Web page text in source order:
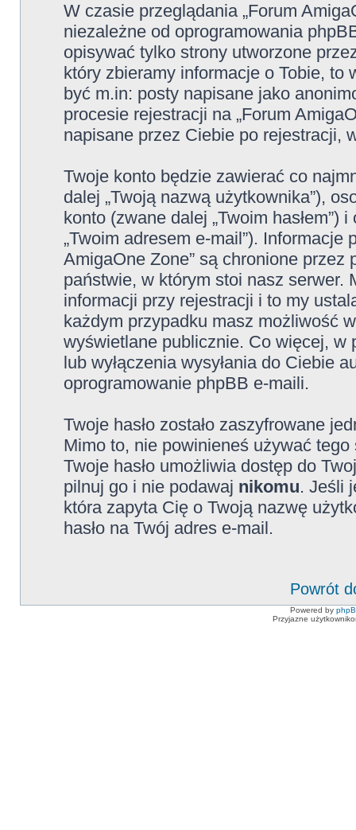
W czasie przeglądania „Forum
niezależne od oprogramowania
opisywać tylko strony utworzone
który zbieramy informacje o Tobie, to
być m.in: posty napisane jako
procesie rejestracji na „Forum
napisane przez Ciebie po rejestracji,
Twoje konto będzie zawierać co
dalej „Twoją nazwą użytkownika”),
konto (zwane dalej „Twoim
„Twoim adresem e-mail”). Informacje
AmigaOne Zone” są chronione
państwie, w którym stoi nasz serwer.
informacji przy rejestracji i to my
każdym przypadku masz możliwość
wyświetlane publicznie. Co więcej, w
lub wyłączenia wysyłania do Ciebie
oprogramowanie phpBB e-maili.
Twoje hasło zostało zaszyfrowane
Mimo to, nie powinieneś używać
Twoje hasło umożliwia dostęp do
pilnuj go i nie podawaj nikomu. Jeśli
która zapyta Cię o Twoją nazwę
hasło na Twój adres e-mail.
Powrót
Powered by
Przyjazne